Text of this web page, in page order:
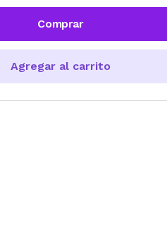
Comprar
Agregar al carrito